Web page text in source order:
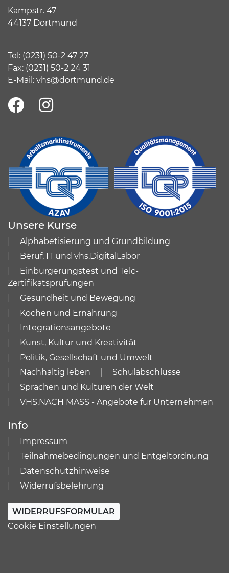
Kampstr. 47
44137 Dortmund
Tel: (0231) 50-2 47 27
Fax: (0231) 50-2 24 31
E-Mail: vhs@dortmund.de
Unsere Kurse
Alphabetisierung und Grundbildung
Beruf, IT und vhs.DigitalLabor
Einbürgerungstest und Telc-
Zertifikatsprüfungen
Gesundheit und Bewegung
Kochen und Ernährung
Integrationsangebote
Kunst, Kultur und Kreativität
Politik, Gesellschaft und Umwelt
Nachhaltig leben
Schulabschlüsse
Sprachen und Kulturen der Welt
VHS.NACH MASS - Angebote für Unternehmen
Info
Impressum
Teilnahmebedingungen und Entgeltordnung
Datenschutzhinweise
Widerrufsbelehrung
WIDERRUFSFORMULAR
Cookie Einstellungen